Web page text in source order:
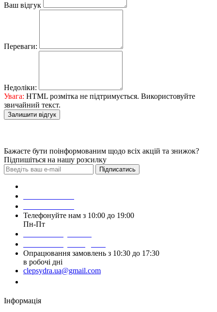
Ваш відгук
Переваги:
Недоліки:
Увага: HTML розмітка не підтримується. Використовуйте
звичайний текст.
Залишити відгук
Бажаєте бути поінформованим щодо всіх акцій та знижок?
Підпишіться на нашу розсилку
Підписатись
Телефонуйте нам з 10:00 до 19:00
Пн-Пт
Опрацювання замовлень з 10:30 до 17:30
в робочі дні
clepsydra.ua@gmail.com
Інформація